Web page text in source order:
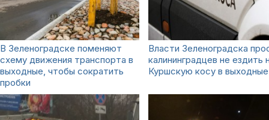
В Зеленоградске поменяют
схему движения транспорта в
выходные, чтобы сократить
пробки
Власти Зеленоградска
калининградцев не ездить
Куршскую косу в выходные